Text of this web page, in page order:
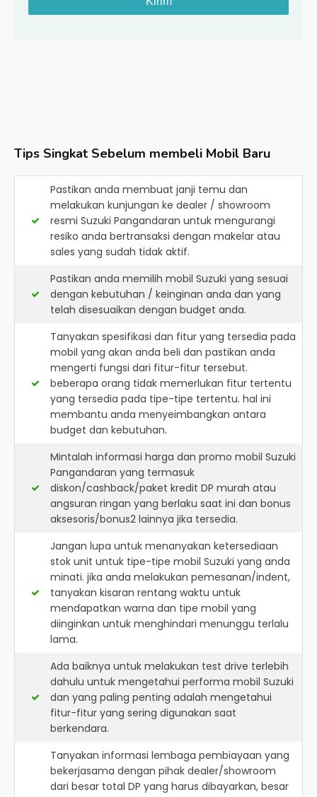
Tips Singkat Sebelum membeli Mobil Baru
Pastikan anda membuat janji temu dan
melakukan kunjungan ke dealer / showroom
resmi Suzuki Pangandaran untuk mengurangi
resiko anda bertransaksi dengan makelar atau
sales yang sudah tidak aktif.
Pastikan anda memilih mobil Suzuki yang sesuai
dengan kebutuhan / keinginan anda dan yang
telah disesuaikan dengan budget anda.
Tanyakan spesifikasi dan fitur yang tersedia pada
mobil yang akan anda beli dan pastikan anda
mengerti fungsi dari fitur-fitur tersebut.
beberapa orang tidak memerlukan fitur tertentu
yang tersedia pada tipe-tipe tertentu. hal ini
membantu anda menyeimbangkan antara
budget dan kebutuhan.
Mintalah informasi harga dan promo mobil Suzuki
Pangandaran yang termasuk
diskon/cashback/paket kredit DP murah atau
angsuran ringan yang berlaku saat ini dan bonus
aksesoris/bonus2 lainnya jika tersedia.
Jangan lupa untuk menanyakan ketersediaan
stok unit untuk tipe-tipe mobil Suzuki yang anda
minati. jika anda melakukan pemesanan/indent,
tanyakan kisaran rentang waktu untuk
mendapatkan warna dan tipe mobil yang
diinginkan untuk menghindari menunggu terlalu
lama.
Ada baiknya untuk melakukan test drive terlebih
dahulu untuk mengetahui performa mobil Suzuki
dan yang paling penting adalah mengetahui
fitur-fitur yang sering digunakan saat
berkendara.
Tanyakan informasi lembaga pembiayaan yang
bekerjasama dengan pihak dealer/showroom
dari besar total DP yang harus dibayarkan, besar